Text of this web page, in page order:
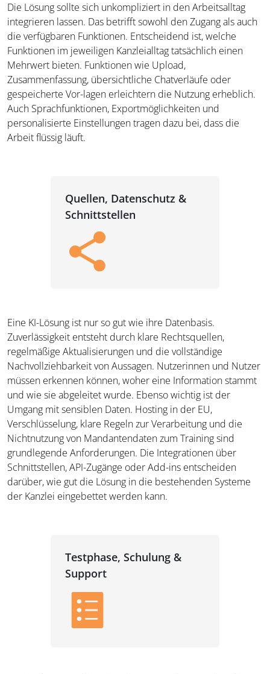
Die Lösung sollte sich unkompliziert in den Arbeitsalltag
integrieren lassen. Das betrifft sowohl den Zugang als auch
die verfügbaren Funktionen. Entscheidend ist, welche
Funktionen im jeweiligen Kanzleialltag tatsächlich einen
Mehrwert bieten. Funktionen wie Upload,
Zusammenfassung, übersichtliche Chatverläufe oder
gespeicherte Vor-lagen erleichtern die Nutzung erheblich.
Auch Sprachfunktionen, Exportmöglichkeiten und
personalisierte Einstellungen tragen dazu bei, dass die
Arbeit flüssig läuft.
Quellen, Datenschutz &
Schnittstellen
Eine KI-Lösung ist nur so gut wie ihre Datenbasis.
Zuverlässigkeit entsteht durch klare Rechtsquellen,
regelmäßige Aktualisierungen und die vollständige
Nachvollziehbarkeit von Aussagen. Nutzerinnen und Nutzer
müssen erkennen können, woher eine Information stammt
und wie sie abgeleitet wurde. Ebenso wichtig ist der
Umgang mit sensiblen Daten. Hosting in der EU,
Verschlüsselung, klare Regeln zur Verarbeitung und die
Nichtnutzung von Mandantendaten zum Training sind
grundlegende Anforderungen. Die Integrationen über
Schnittstellen, API-Zugänge oder Add-ins entscheiden
darüber, wie gut die Lösung in die bestehenden Systeme
der Kanzlei eingebettet werden kann.
Testphase, Schulung &
Support